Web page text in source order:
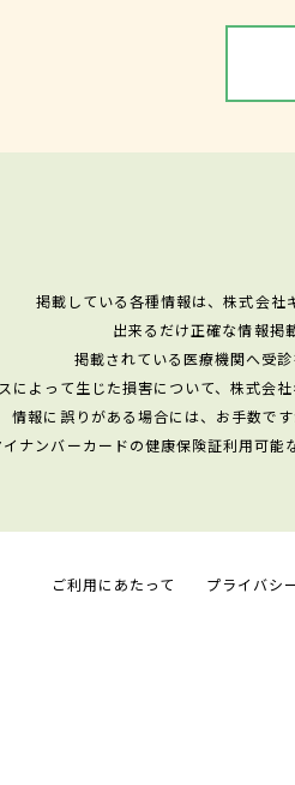
掲載している各種情報は、株式会社
出来るだけ正確な情報掲
掲載されている医療機関へ受
によって生じた損害について、株式会
情報に誤りがある場合には、お手数で
ナンバーカードの健康保険証利用可能
ご利用にあたって プライバシ